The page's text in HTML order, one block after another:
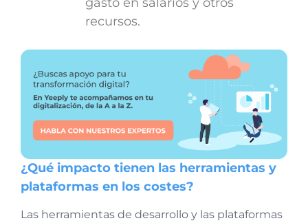
recursos.
¿Qué impacto tienen las herramientas y
plataformas en los costes?
Las herramientas de desarrollo y las plataformas